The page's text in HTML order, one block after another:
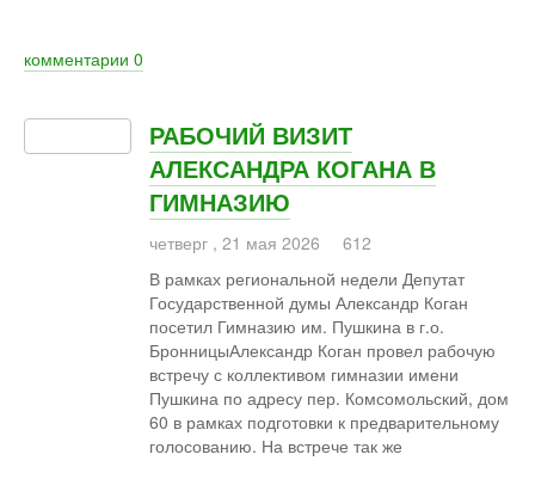
комментарии 0
РАБОЧИЙ ВИЗИТ
АЛЕКСАНДРА КОГАНА В
ГИМНАЗИЮ
четверг , 21 мая 2026
612
В рамках региональной недели Депутат
Государственной думы Александр Коган
посетил Гимназию им. Пушкина в г.о.
БронницыАлександр Коган провел рабочую
встречу с коллективом гимназии имени
Пушкина по адресу пер. Комсомольский, дом
60 в рамках подготовки к предварительному
голосованию. На встрече так же